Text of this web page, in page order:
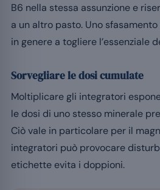
B6 nella stessa assunzione e
a un altro pasto. Uno
in genere a togliere l’essenziale
Sorvegliare le dosi cumulate
Moltiplicare gli integratori
le dosi di uno stesso minerale
Ciò vale in particolare per il
integratori può provocare
etichette evita i doppioni.